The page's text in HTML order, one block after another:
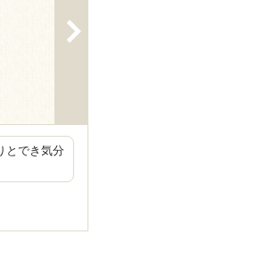
とでき気分